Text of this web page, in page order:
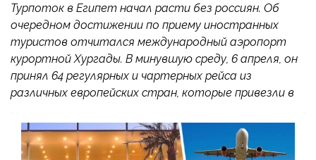
Турпоток в Египет начал расти без россиян. Об
очередном достижении по приему иностранных
туристов отчитался международный аэропорт
курортной Хургады. В минувшую среду, 6 апреля, он
принял 64 регулярных и чартерных рейса из
различных европейских стран, которые привезли в